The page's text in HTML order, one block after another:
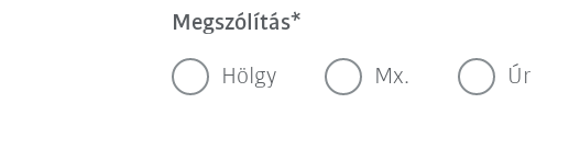
Megszólítás
Hölgy Mx. Úr